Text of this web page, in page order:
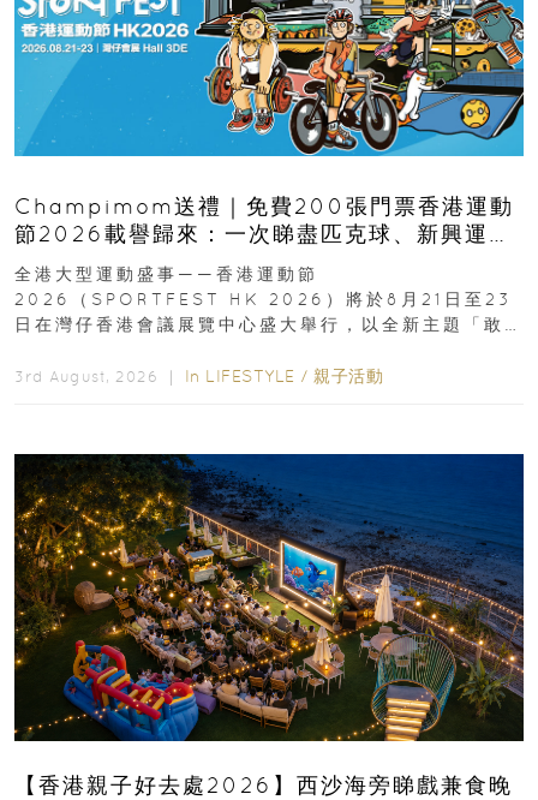
Champimom送禮｜免費200張門票香港運動
節2026載譽歸來：一次睇盡匹克球、新興運
動、街舞比賽＋逾百運動品牌展覽
全港大型運動盛事——香港運動節
2026（SPORTFEST HK 2026）將於8月21日至23
日在灣仔香港會議展覽中心盛大舉行，以全新主題「敢
3rd August, 2026 ｜ In LIFESTYLE / 親子活動
【香港親子好去處2026】西沙海旁睇戲兼食晚